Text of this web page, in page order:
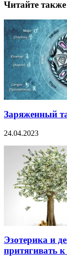
Читайте также
Заряженный
24.04.2023
Эзотерика и
притягивать к